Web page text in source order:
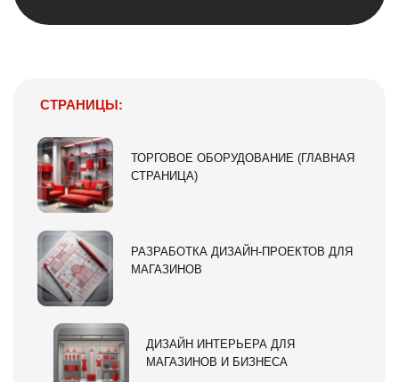
СТРАНИЦЫ:
ТОРГОВОЕ ОБОРУДОВАНИЕ (ГЛАВНАЯ
СТРАНИЦА)
РАЗРАБОТКА ДИЗАЙН-ПРОЕКТОВ ДЛЯ
МАГАЗИНОВ
ДИЗАЙН ИНТЕРЬЕРА ДЛЯ
МАГАЗИНОВ И БИЗНЕСА